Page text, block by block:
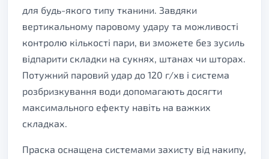
для будь-якого типу тканини. Завдяки
вертикальному паровому удару та можливості
контролю кількості пари, ви зможете без зусиль
відпарити складки на сукнях, штанах чи шторах.
Потужний паровий удар до 120 г/хв і система
розбризкування води допомагають досягти
максимального ефекту навіть на важких
складках.
Праска оснащена системами захисту від накипу,